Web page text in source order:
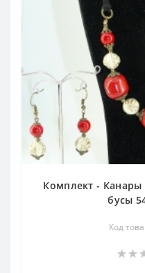
Комплект -
бусы
Код